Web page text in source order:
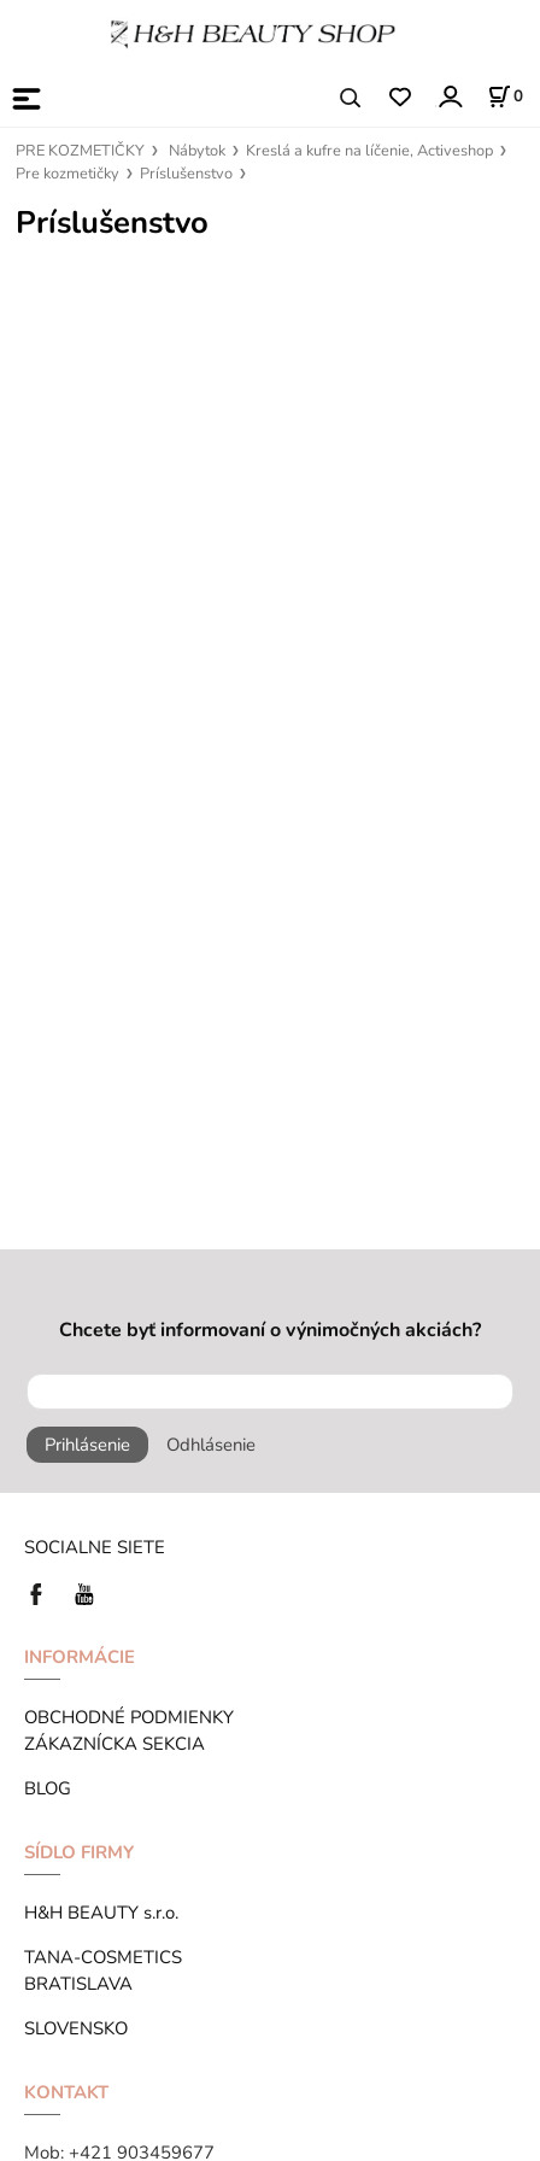
0
PRE KOZMETIČKY Nábytok
Kreslá a kufre na líčenie, Activeshop
Pre kozmetičky
Príslušenstvo
Príslušenstvo
Chcete byť informovaní o výnimočných akciách?
Prihlásenie Odhlásenie
SOCIALNE SIETE
INFORMÁCIE
OBCHODNÉ PODMIENKY
ZÁKAZNÍCKA SEKCIA
BLOG
SÍDLO FIRMY
H&H BEAUTY s.r.o.
TANA-COSMETICS
BRATISLAVA
SLOVENSKO
KONTAKT
Mob: +421 903459677